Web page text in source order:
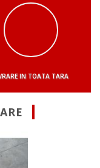
IN TOATA TARA